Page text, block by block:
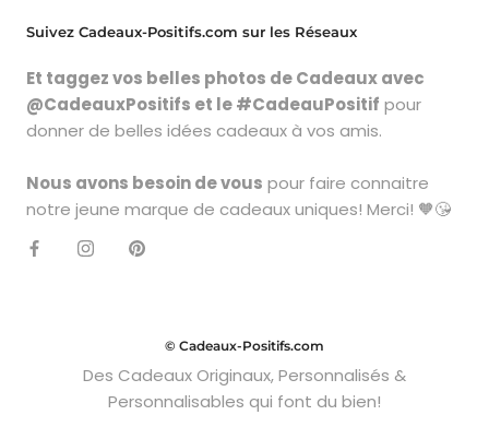
Suivez Cadeaux-Positifs.com sur les Réseaux
Et taggez vos belles photos de Cadeaux avec
@CadeauxPositifs et le #CadeauPositif pour
donner de belles idées cadeaux à vos amis.
Nous avons besoin de vous pour faire connaitre
notre jeune marque de cadeaux uniques! Merci! 🧡😘
© Cadeaux-Positifs.com
Des Cadeaux Originaux, Personnalisés &
Personnalisables qui font du bien!